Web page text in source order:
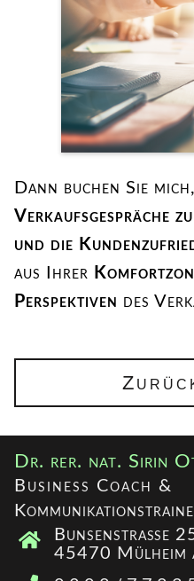
Dann buchen Sie
Verkaufsgespräche
und die
aus Ihrer
Perspektiven des
Dr. rer. nat. Sirin
Business Coach &
Bunsenstraße
45470 Mülheim